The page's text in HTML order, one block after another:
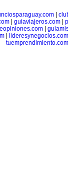
|
guiaviajeros.com
lideresynegocios.com
tuemprendimiento.com